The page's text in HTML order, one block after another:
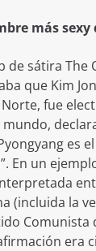
más
de sátira The
que Kim
fue
es
En un
(incluida la
Comunista
era